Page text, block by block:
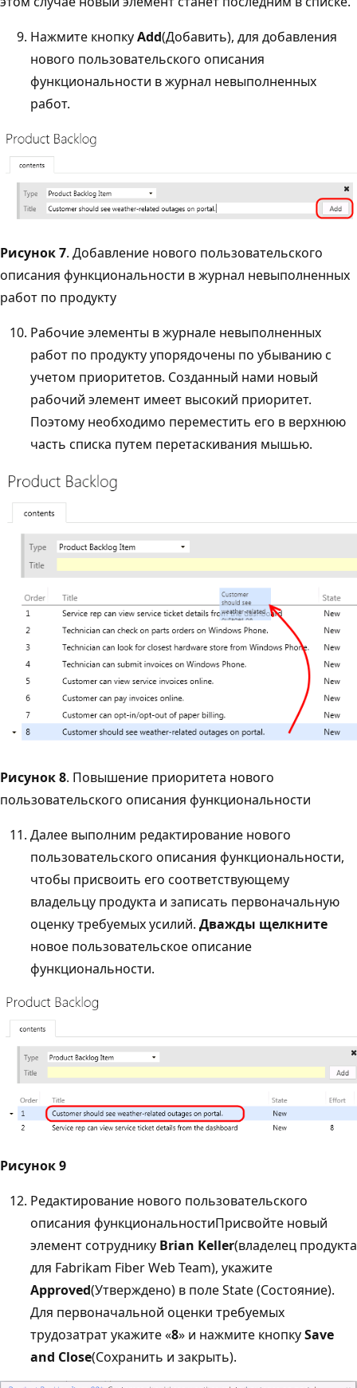
Нажмите кнопкуAdd(Добавить), для добавления
нового пользовательского описания
функциональности в журнал невыполненных
работ.
Рисунок 7. Добавление нового пользовательского
описания функциональности в журнал невыполненных
работ по продукту
Рабочие элементы в журнале невыполненных
работ по продукту упорядочены по убыванию с
учетом приоритетов. Созданный нами новый
рабочий элемент имеет высокий приоритет.
Поэтому необходимо переместить его в верхнюю
часть списка путем перетаскивания мышью.
Рисунок 8. Повышение приоритета нового
пользовательского описания функциональности
Далее выполним редактирование нового
пользовательского описания функциональности,
чтобы присвоить его соответствующему
владельцу продукта и записать первоначальную
оценку требуемых усилий. Дважды щелкните
новое пользовательское описание
функциональности.
Рисунок 9
Редактирование нового пользовательского
описания функциональностиПрисвойте новый
элемент сотруднику Brian Keller(владелец продукта
для Fabrikam Fiber Web Team), укажите
Approved(Утверждено) в поле State (Состояние).
Для первоначальной оценки требуемых
трудозатрат укажите «8» и нажмите кнопкуSave
and Close(Сохранить и закрыть).